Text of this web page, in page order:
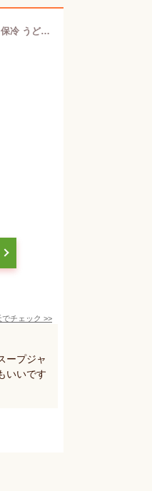
サーモス 弁当箱 ヌードルコンテナー JEC-1000 ベージュ / ネイビー ｜ THERMOS 麺 保温 保冷 うどん そうめん おかず そと麺 ポーチ付き 冷たい 温かい お弁当 ヌードルランチ
でチェック >>
ープジャ
いいです